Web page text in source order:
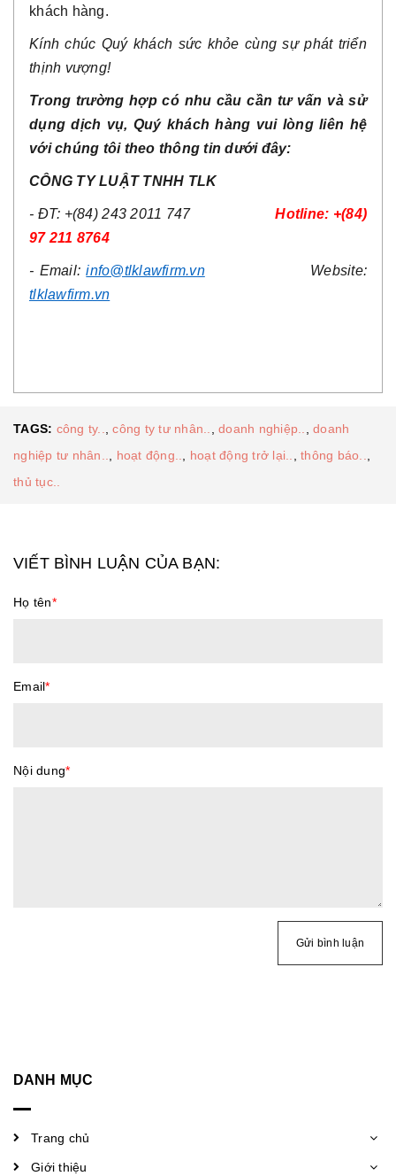
khách hàng.
Kính chúc Quý khách sức khỏe cùng sự phát triển
thịnh vượng!
Trong trường hợp có nhu cầu cần tư vấn và sử
dụng dịch vụ, Quý khách hàng vui lòng liên hệ
với chúng tôi theo thông tin dưới đây:
CÔNG TY LUẬT TNHH TLK
- ĐT: +(84) 243 2011 747Hotline: +(84)
97 211 8764
- Email:info@tlklawfirm.vnWebsite:
tlklawfirm.vn
TAGS: công ty.. ,công ty tư nhân.. doanh nghiệp..
doanh
nghiệp tư nhân..
hoạt động.. hoạt động trở lại.. thông báo..
thủ tục..
VIẾT BÌNH LUẬN CỦA BẠN:
Họ tên*
Email*
Nội dung*
Gửi bình luận
DANH MỤC
Trang chủ
Giới thiệu